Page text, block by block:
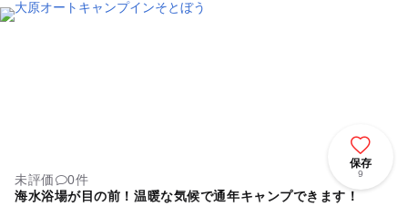
保存
9
未評価
0件
海水浴場が目の前！温暖な気候で通年キャンプできます！